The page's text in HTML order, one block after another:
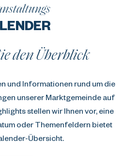
den Überblick
und Informationen rund um die
unserer Marktgemeinde auf
stellen wir Ihnen vor, eine
oder Themenfeldern bietet
Übersicht.